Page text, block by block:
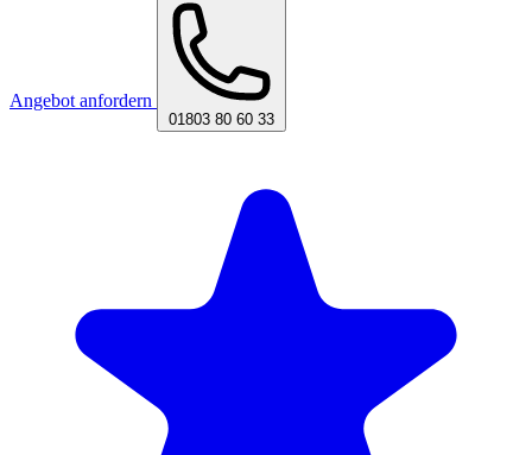
Angebot anfordern
01803 80 60 33